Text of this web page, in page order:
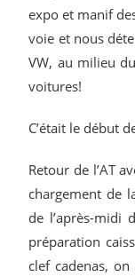
expo et manif
voie et nous
VW, au milieu
voitures!
C’était le début
Retour de l’AT
chargement de
de l’après-midi
préparation
clef cadenas,